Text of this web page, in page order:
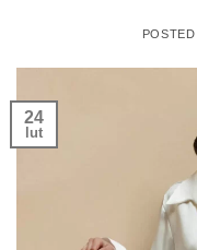
POSTED
24
lut